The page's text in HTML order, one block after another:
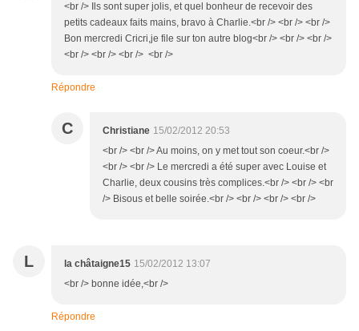
<br /> Ils sont super jolis, et quel bonheur de recevoir des
petits cadeaux faits mains, bravo à Charlie.<br /> <br /> <br />
Bon mercredi Cricri,je file sur ton autre blog<br /> <br /> <br />
<br /> <br /> <br /> <br />
Répondre
C Christiane 15/02/2012 20:53
<br /> <br /> Au moins, on y met tout son coeur.<br />
<br /> <br /> Le mercredi a été super avec Louise et
Charlie, deux cousins très complices.<br /> <br /> <br
/> Bisous et belle soirée.<br /> <br /> <br /> <br />
L la châtaigne15 15/02/2012 13:07
<br /> bonne idée,<br />
Répondre